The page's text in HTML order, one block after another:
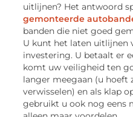
uitlijnen? Het antwoord
gemonteerde
banden die niet goed
U kunt het laten uitlijnen
investering. U betaalt er
komt uw veiligheid ten
langer meegaan (u hoeft
verwisselen) en als klap
gebruikt u ook nog eens